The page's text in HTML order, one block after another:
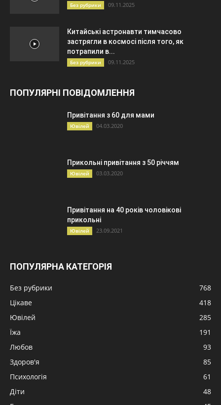
Без рубрики 09.11.2025
Китайські астронавти тимчасово
застрягли в космосі після того, як
потрапили в...
Без рубрики 09.11.2025
ПОПУЛЯРНІ ПОВІДОМЛЕННЯ
Привітання з 60 для мами
Ювілей 04.03.2020
Прикольні привітання з 50 річчям
Ювілей 03.03.2020
Привітання на 40 років чоловікові
прикольні
Ювілей 23.09.2021
ПОПУЛЯРНА КАТЕГОРІЯ
Без рубрики
768
Цікаве
418
Ювілей
285
Їжа
191
Любов
93
Здоров'я
85
Психологія
61
Діти
48